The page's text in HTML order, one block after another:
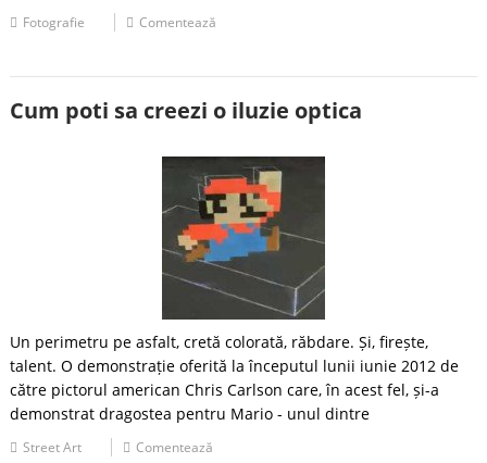
Fotografie Comentează
Cum poti sa creezi o iluzie optica
Un perimetru pe asfalt, cretă colorată, răbdare. Și, firește,
talent. O demonstrație oferită la începutul lunii iunie 2012 de
către pictorul american Chris Carlson care, în acest fel, și-a
demonstrat dragostea pentru Mario - unul dintre
Street Art Comentează